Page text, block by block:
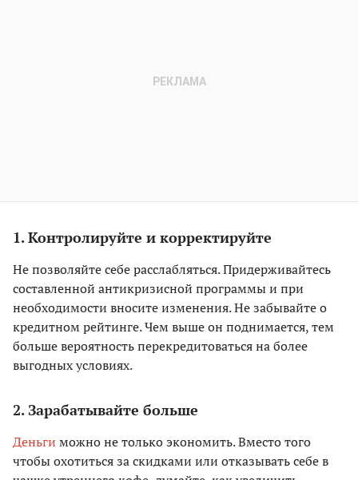
1. Контролируйте и корректируйте
Не позволяйте себе расслабляться. Придерживайтесь
составленной антикризисной программы и при
необходимости вносите изменения. Не забывайте о
кредитном рейтинге. Чем выше он поднимается, тем
больше вероятность перекредитоваться на более
выгодных условиях.
2. Зарабатывайте больше
Деньги можно не только экономить. Вместо того
чтобы охотиться за скидками или отказывать себе в